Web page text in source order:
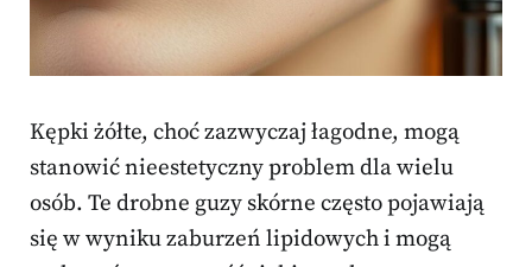
Kępki żółte, choć zazwyczaj łagodne, mogą
stanowić nieestetyczny problem dla wielu
osób. Te drobne guzy skórne często pojawiają
się w wyniku zaburzeń lipidowych i mogą